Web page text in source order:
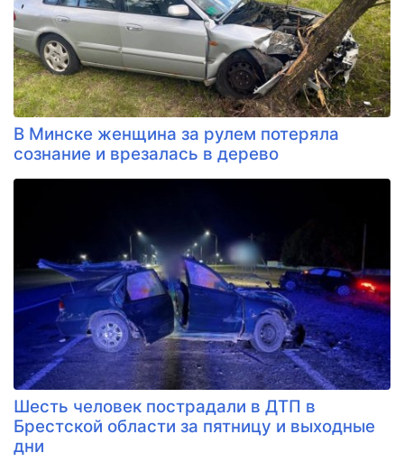
В Минске женщина за рулем потеряла
сознание и врезалась в дерево
Шесть человек пострадали в ДТП в
Брестской области за пятницу и выходные
дни